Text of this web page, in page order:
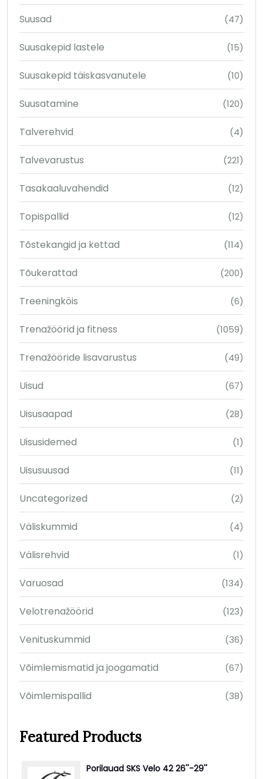
Suusad (47)
Suusakepid lastele (15)
Suusakepid täiskasvanutele (10)
Suusatamine (120)
Talverehvid (4)
Talvevarustus (221)
Tasakaaluvahendid (12)
Topispallid (12)
Tõstekangid ja kettad (114)
Tõukerattad (200)
Treeningköis (6)
Trenažöörid ja fitness (1059)
Trenažööride lisavarustus (49)
Uisud (67)
Uisusaapad (28)
Uisusidemed (1)
Uisusuusad (11)
Uncategorized (2)
Väliskummid (4)
Välisrehvid (1)
Varuosad (134)
Velotrenažöörid (123)
Venituskummid (36)
Võimlemismatid ja joogamatid (67)
Võimlemispallid (38)
Featured Products
Porilauad SKS Velo 42 26''-29''